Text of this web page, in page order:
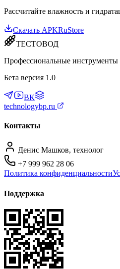
Скачать APKRuStore
ТЕСТОВОД
Профессиональные инструменты
Бета версия 1.0
ВК
technologybp.ru
Контакты
+7 999 962 28 06
Политика конфиденциальности
Поддержка
Связаться с технологом